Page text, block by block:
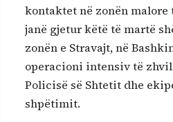
kontaktet në zonën
janë gjetur këtë të martë
zonën e Stravajt, në
operacioni intensiv të
Policisë së Shtetit dhe
shpëtimit.